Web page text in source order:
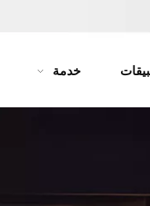
خدمة